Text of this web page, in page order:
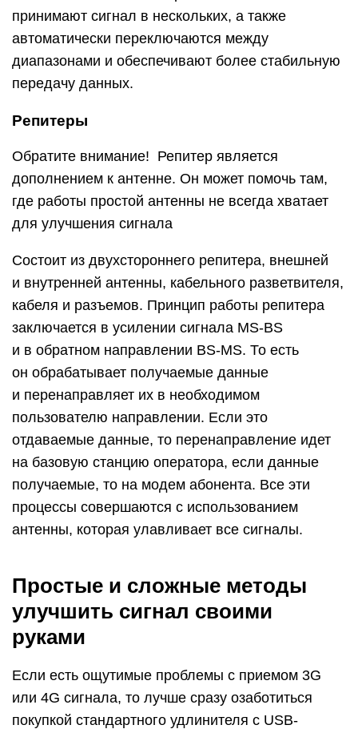
принимают сигнал в нескольких, а также
автоматически переключаются между
диапазонами и обеспечивают более стабильную
передачу данных.
Репитеры
Обратите внимание! Репитер является
дополнением к антенне. Он может помочь там,
где работы простой антенны не всегда хватает
для улучшения сигнала
Состоит из двухстороннего репитера, внешней
и внутренней антенны, кабельного разветвителя,
кабеля и разъемов. Принцип работы репитера
заключается в усилении сигнала MS-BS
и в обратном направлении BS-MS. То есть
он обрабатывает получаемые данные
и перенаправляет их в необходимом
пользователю направлении. Если это
отдаваемые данные, то перенаправление идет
на базовую станцию оператора, если данные
получаемые, то на модем абонента. Все эти
процессы совершаются с использованием
антенны, которая улавливает все сигналы.
Простые и сложные методы
улучшить сигнал своими
руками
Если есть ощутимые проблемы с приемом 3G
или 4G сигнала, то лучше сразу озаботиться
покупкой стандартного удлинителя с USB-